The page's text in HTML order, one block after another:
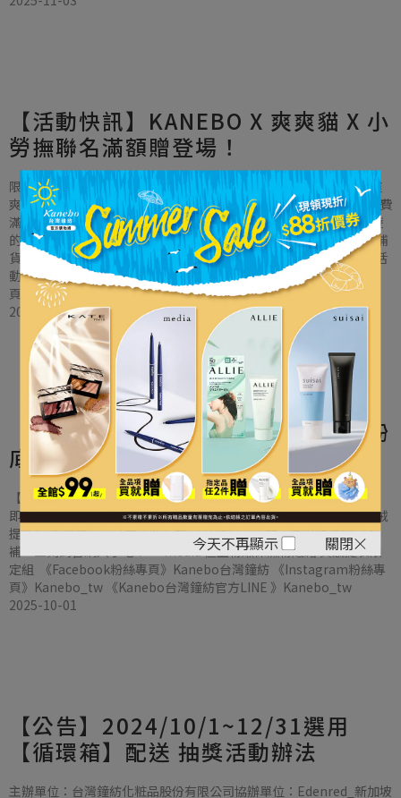
立即購買
今天不再顯示 關閉
【活動快訊】KANEBO X 爽爽貓 X 小
勞撫聯名滿額贈登場！
限量滿額贈陪你度過從早到晚的彩妝保養時光■ 消費滿 $699 即贈爽
爽貓聯名擦手巾 乙件 柔軟觸感 x 療癒圖案，給你每天的好心情■ 消費
滿 $1,099 即贈爽爽貓 x 小勞撫聯名盥洗包 乙件 超大容量，外出旅遊
的絕佳拍檔11/3 起開送～數量有限，送完為止，不累贈！快趁換季補
貨，把爽爽貓x小勞撫帶回家吧！ ☛Kanebo x 爽爽貓 x 小勞撫聯名活
動 《Facebook粉絲專頁》Kanebo台灣鐘紡 《Instagram粉絲專
頁》Kanebo_tw 《Kanebo台灣鐘紡官方LINE 》
2025-11-03
【新品報到】MEDIA 極上粉嫩保濕粉
底霜 質感提袋限定組
【media媚點 極上粉嫩保濕粉底霜 OC-C1限定組】 柔滑延展，一抹
即服貼 高保濕配方，維持整天水潤透亮妝感 【組合加贈 #質感燈芯絨
提袋】 柔軟觸感ｘ可愛小貓布標 可裝飲料、小物，實用收納贈完不
補，立刻到官網入手吧！ ☛media 極上粉嫩保濕粉底霜 質感提袋限
定組 《Facebook粉絲專頁》Kanebo台灣鐘紡 《Instagram粉絲專
頁》Kanebo_tw 《Kanebo台灣鐘紡官方LINE 》Kanebo_tw
2025-10-01
【公告】2024/10/1~12/31選用
【循環箱】配送 抽獎活動辦法
主辦單位：台灣鐘紡化粧品股份有限公司協辦單位：Edenred_新加坡